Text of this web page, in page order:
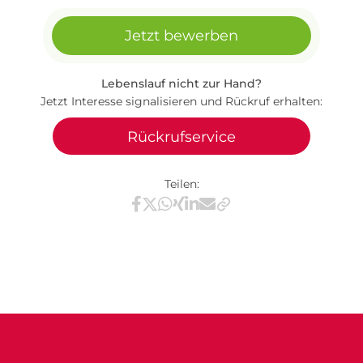
Jetzt bewerben
Lebenslauf nicht zur Hand?
Jetzt Interesse signalisieren und Rückruf erhalten:
Rückrufservice
Teilen:
Teilen via Facebook
Teilen via X / Twitter
Teilen via WhatsApp
Teilen via Xing
Teilen via LinkedIn
Teilen via E-Mail